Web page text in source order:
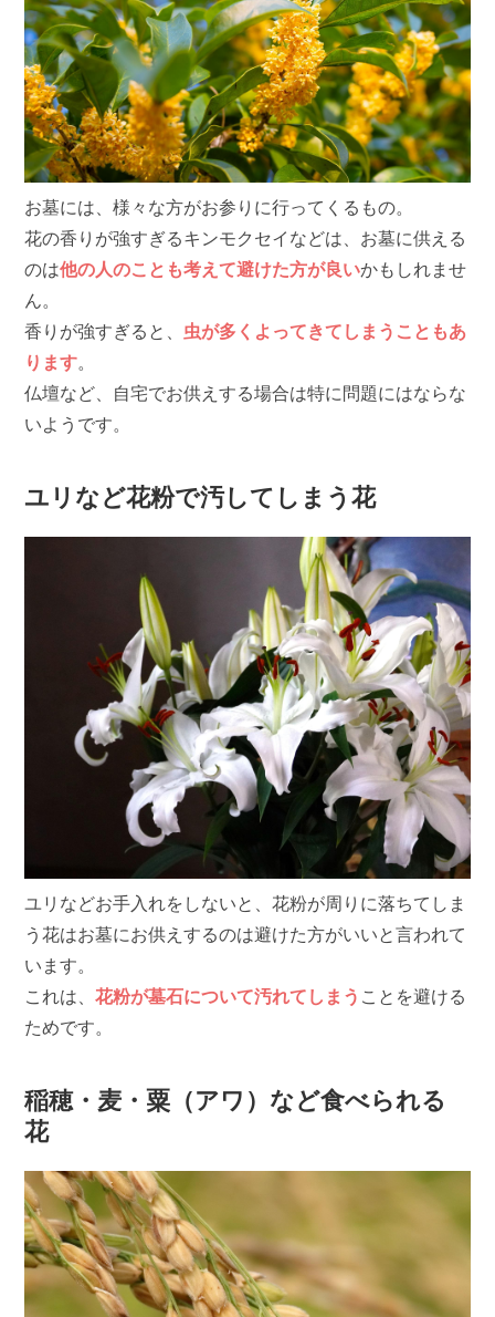
お墓には、様々な方がお参りに行ってくるもの。
花の香りが強すぎるキンモクセイなどは、お墓に供える
のは他の人のことも考えて避けた方が良いかもしれませ
ん。
香りが強すぎると、 虫が多くよってきてしまうこともあ
ります。
仏壇など、自宅でお供えする場合は特に問題にはならな
いようです。
ユリなど花粉で汚してしまう花
ユリなどお手入れをしないと、花粉が周りに落ちてしま
う花はお墓にお供えするのは避けた方がいいと言われて
います。
これは、花粉が墓石について汚れてしまう ことを避ける
ためです。
稲穂・麦・粟（アワ）など食べられる
花